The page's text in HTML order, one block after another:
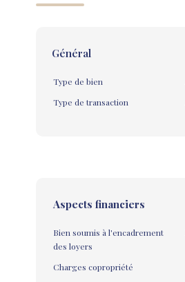
Général
Type de bien
Type de transaction
Aspects financiers
Bien soumis à l'encadrement
des loyers
Charges copropriété